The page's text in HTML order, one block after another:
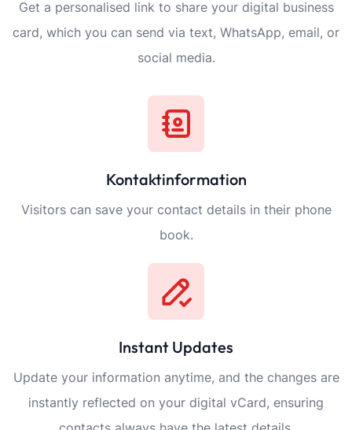
Get a personalised link to share your digital business
card, which you can send via text, WhatsApp, email, or
social media.
Kontaktinformation
Visitors can save your contact details in their phone
book.
Instant Updates
Update your information anytime, and the changes are
instantly reflected on your digital vCard, ensuring